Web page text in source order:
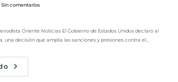
Sin comentarios
Oriente Noticias El Gobierno de Estados Unidos declaró al
una decisión que amplía las sanciones y presiones contra el…